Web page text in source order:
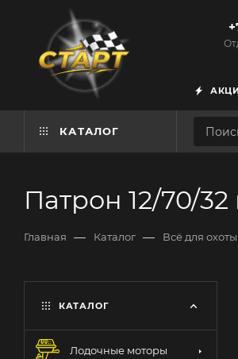
КАТАЛОГ
Патрон 12/70/
Главная — Каталог — Всё для охоты
КАТАЛОГ
Лодочные моторы